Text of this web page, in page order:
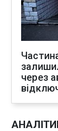
через